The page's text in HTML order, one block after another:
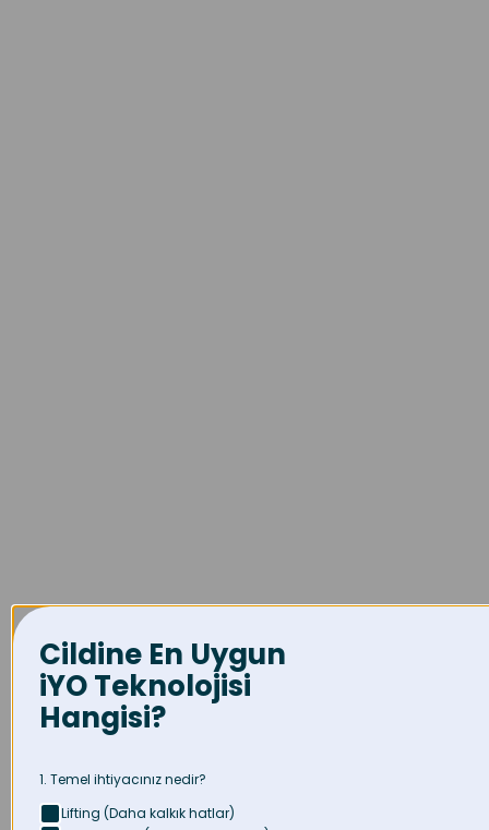
Cildine En Uygun
iYO Teknolojisi
Hangisi?
1. Temel ihtiyacınız nedir?
Lifting (Daha kalkık hatlar)